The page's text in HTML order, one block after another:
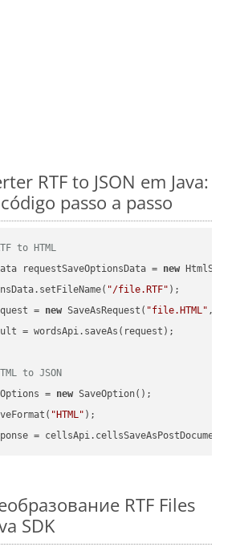
RTF to JSON em Java:
passo a passo
to HTML
requestSaveOptionsData = new
"/file.RTF" );
= new SaveAsRequest( "file.HTML"
= wordsApi.saveAs(request);
to JSON
= new SaveOption();
"HTML" );
=
RTF Files
SDK